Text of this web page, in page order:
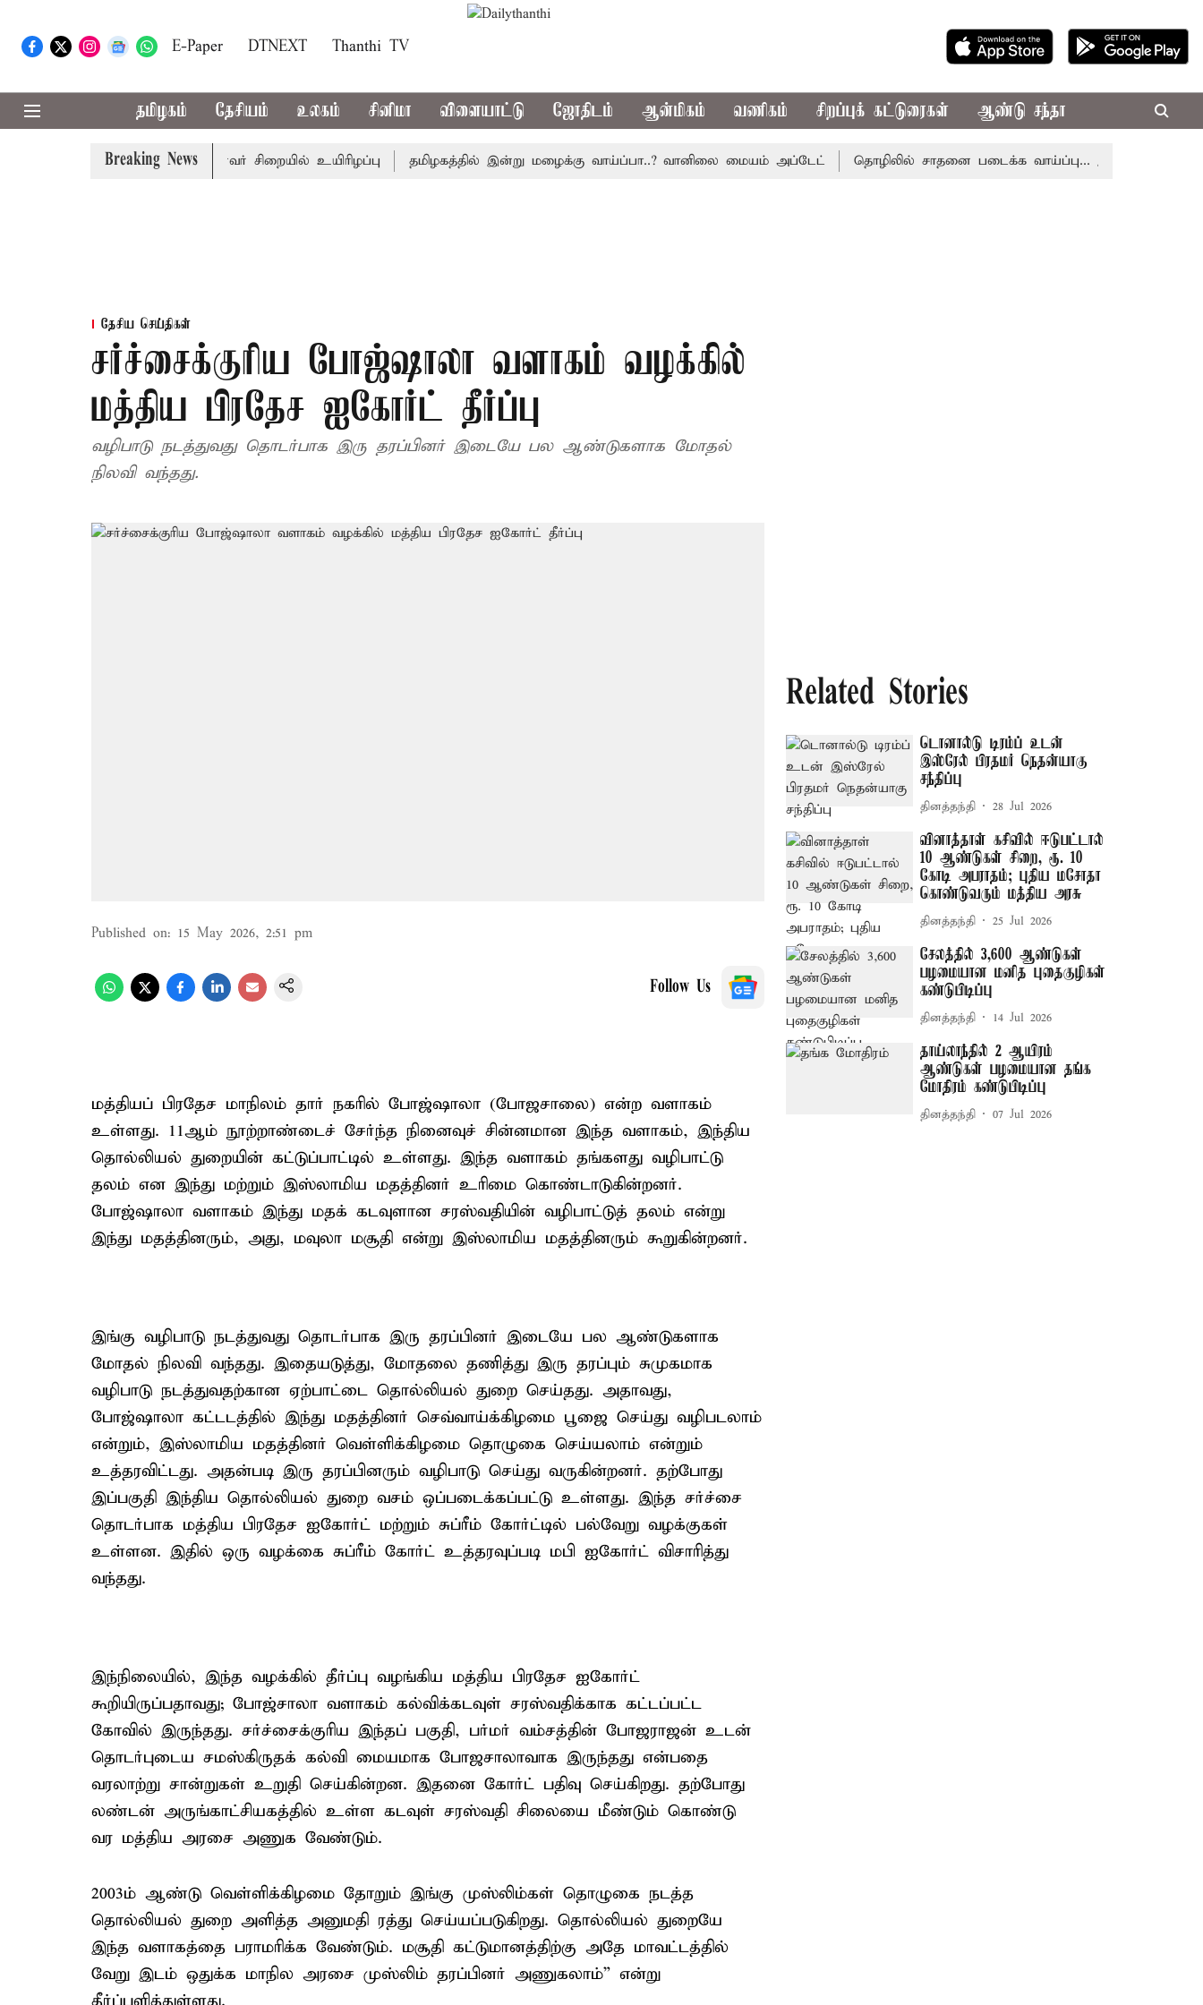
E-Paper DTNEXT Thanthi TV
தமிழகம் தேசியம் உலகம் சினிமா விளையாட்டு ஜோதிடம் ஆன்மிகம் வணிகம் சிறப்புக் கட்டுரைகள் ஆண்டு சந்தா
Breaking News
கோவில் நில மோசடி: கைதானவர் சிறையில் உயிரிழப்பு தமிழகத்தில் இன்று மழைக்கு வாய்ப்பா..? வானிலை மையம் அப்டேட் தொழிலில் சாதனை படைக்க வாய்ப்பு... இன்றைய ராசிபலன்
தேசிய செய்திகள்
சர்ச்சைக்குரிய போஜ்ஷாலா வளாகம் வழக்கில்
மத்திய பிரதேச ஐகோர்ட் தீர்ப்பு
வழிபாடு நடத்துவது தொடர்பாக இரு தரப்பினர் இடையே பல ஆண்டுகளாக மோதல்
நிலவி வந்தது.
Published on: 15 May 2026, 2:51 pm
Follow Us
மத்தியப் பிரதேச மாநிலம் தார் நகரில் போஜ்ஷாலா (போஜசாலை) என்ற வளாகம்
உள்ளது. 11ஆம் நூற்றாண்டைச் சேர்ந்த நினைவுச் சின்னமான இந்த வளாகம், இந்திய
தொல்லியல் துறையின் கட்டுப்பாட்டில் உள்ளது. இந்த வளாகம் தங்களது வழிபாட்டு
தலம் என இந்து மற்றும் இஸ்லாமிய மதத்தினர் உரிமை கொண்டாடுகின்றனர்.
போஜ்ஷாலா வளாகம் இந்து மதக் கடவுளான சரஸ்வதியின் வழிபாட்டுத் தலம் என்று
இந்து மதத்தினரும், அது, மவுலா மசூதி என்று இஸ்லாமிய மதத்தினரும் கூறுகின்றனர்.
இங்கு வழிபாடு நடத்துவது தொடர்பாக இரு தரப்பினர் இடையே பல ஆண்டுகளாக
மோதல் நிலவி வந்தது. இதையடுத்து, மோதலை தணித்து இரு தரப்பும் சுமுகமாக
வழிபாடு நடத்துவதற்கான ஏற்பாட்டை தொல்லியல் துறை செய்தது. அதாவது,
போஜ்ஷாலா கட்டடத்தில் இந்து மதத்தினர் செவ்வாய்க்கிழமை பூஜை செய்து வழிபடலாம்
என்றும், இஸ்லாமிய மதத்தினர் வெள்ளிக்கிழமை தொழுகை செய்யலாம் என்றும்
உத்தரவிட்டது. அதன்படி இரு தரப்பினரும் வழிபாடு செய்து வருகின்றனர். தற்போது
இப்பகுதி இந்திய தொல்லியல் துறை வசம் ஒப்படைக்கப்பட்டு உள்ளது. இந்த சர்ச்சை
தொடர்பாக மத்திய பிரதேச ஐகோர்ட் மற்றும் சுப்ரீம் கோர்ட்டில் பல்வேறு வழக்குகள்
உள்ளன. இதில் ஒரு வழக்கை சுப்ரீம் கோர்ட் உத்தரவுப்படி மபி ஐகோர்ட் விசாரித்து
வந்தது.
இந்நிலையில், இந்த வழக்கில் தீர்ப்பு வழங்கிய மத்திய பிரதேச ஐகோர்ட்
கூறியிருப்பதாவது; போஜ்சாலா வளாகம் கல்விக்கடவுள் சரஸ்வதிக்காக கட்டப்பட்ட
கோவில் இருந்தது. சர்ச்சைக்குரிய இந்தப் பகுதி, பர்மர் வம்சத்தின் போஜராஜன் உடன்
தொடர்புடைய சமஸ்கிருதக் கல்வி மையமாக போஜசாலாவாக இருந்தது என்பதை
வரலாற்று சான்றுகள் உறுதி செய்கின்றன. இதனை கோர்ட் பதிவு செய்கிறது. தற்போது
லண்டன் அருங்காட்சியகத்தில் உள்ள கடவுள் சரஸ்வதி சிலையை மீண்டும் கொண்டு
வர மத்திய அரசை அணுக வேண்டும்.
2003ம் ஆண்டு வெள்ளிக்கிழமை தோறும் இங்கு முஸ்லிம்கள் தொழுகை நடத்த
தொல்லியல் துறை அளித்த அனுமதி ரத்து செய்யப்படுகிறது. தொல்லியல் துறையே
இந்த வளாகத்தை பராமரிக்க வேண்டும். மசூதி கட்டுமானத்திற்கு அதே மாவட்டத்தில்
வேறு இடம் ஒதுக்க மாநில அரசை முஸ்லிம் தரப்பினர் அணுகலாம்” என்று
Related Stories
டொனால்டு டிரம்ப் உடன்
இஸ்ரேல் பிரதமர் நெதன்யாகு
சந்திப்பு
தினத்தந்தி 28 Jul 2026
வினாத்தாள் கசிவில் ஈடுபட்டால்
10 ஆண்டுகள் சிறை, ரூ. 10
கோடி அபராதம்; புதிய மசோதா
கொண்டுவரும் மத்திய அரசு
தினத்தந்தி 25 Jul 2026
சேலத்தில் 3,600 ஆண்டுகள்
பழமையான மனித புதைகுழிகள்
கண்டுபிடிப்பு
தினத்தந்தி 14 Jul 2026
தாய்லாந்தில் 2 ஆயிரம்
ஆண்டுகள் பழமையான தங்க
மோதிரம் கண்டுபிடிப்பு
தினத்தந்தி 07 Jul 2026